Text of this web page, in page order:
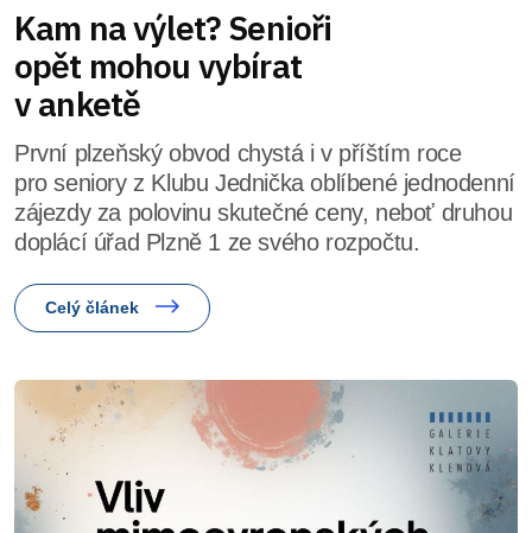
Kam na výlet? Senioři
opět mohou vybírat
v anketě
První plzeňský obvod chystá i v příštím roce
pro seniory z Klubu Jednička oblíbené jednodenní
zájezdy za polovinu skutečné ceny, neboť druhou
doplácí úřad Plzně 1 ze svého rozpočtu.
Celý článek